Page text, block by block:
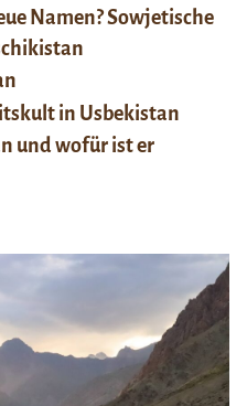
Namen? Sowjetische
in Usbekistan
und wofür ist er